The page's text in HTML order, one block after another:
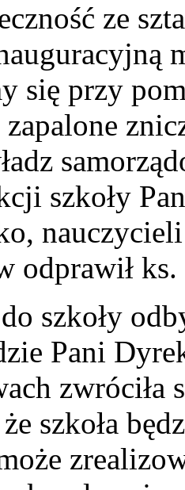
ze
się przy
zapalone
szkoły
odprawił
szkoły
Pani
szkoła